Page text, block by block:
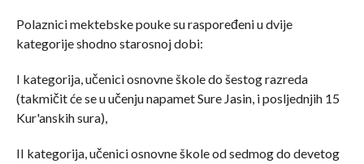
Polaznici mektebske pouke su raspoređeni u dvije
kategorije shodno starosnoj dobi:
I kategorija, učenici osnovne škole do šestog razreda
(takmičit će se u učenju napamet Sure Jasin, i posljednjih 15
Kur'anskih sura),
II kategorija, učenici osnovne škole od sedmog do devetog